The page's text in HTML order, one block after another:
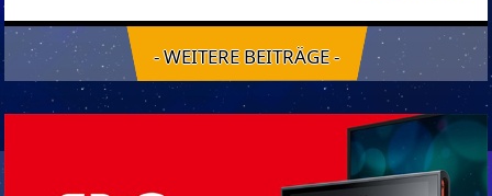
- WEITERE BEITRÄGE -